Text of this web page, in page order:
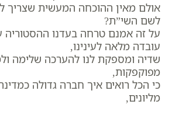
אולם מאין ההוכחה המעשית שצריך
לשם השי”ת?
על זה אמנם טרחה בעדנו ההסטוריה
עובדה מלאה לעינינו,
שדיה ומספקת לנו להערכה שלימה
מפוקפקות,
כי הכל רואים איך חברה גדולה
מליונים,